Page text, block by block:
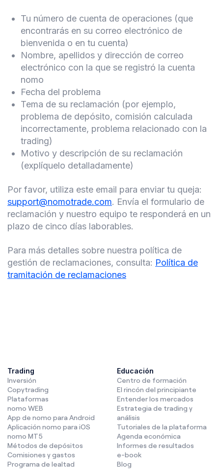
Tu número de cuenta de operaciones (que
encontrarás en su correo electrónico de
bienvenida o en tu cuenta)
Nombre, apellidos y dirección de correo
electrónico con la que se registró la cuenta
nomo
Fecha del problema
Tema de su reclamación (por ejemplo,
problema de depósito, comisión calculada
incorrectamente, problema relacionado con la
trading)
Motivo y descripción de su reclamación
(explíquelo detalladamente)
Por favor, utiliza este email para enviar tu queja:
support@nomotrade.com. Envía el formulario de
reclamación y nuestro equipo te responderá en un
plazo de cinco días laborables.
Para más detalles sobre nuestra política de
gestión de reclamaciones, consulta: Política de
tramitación de reclamaciones
Trading
Inversión
Copytrading
Plataformas
nomo WEB
App de nomo para Android
Aplicación nomo para iOS
nomo MT5
Métodos de depósitos
Comisiones y gastos
Programa de lealtad
Educación
Centro de formación
El rincón del principiante
Entender los mercados
Estrategia de trading y
análisis
Tutoriales de la plataforma
Agenda económica
Informes de resultados
e-book
Blog